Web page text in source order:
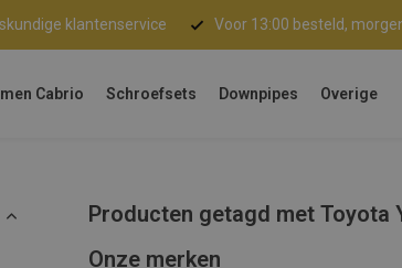
klantenservice Voor 13:00 besteld,
Cabrio Schroefsets Downpipes Overige
Producten getagd met Toyota
Onze merken